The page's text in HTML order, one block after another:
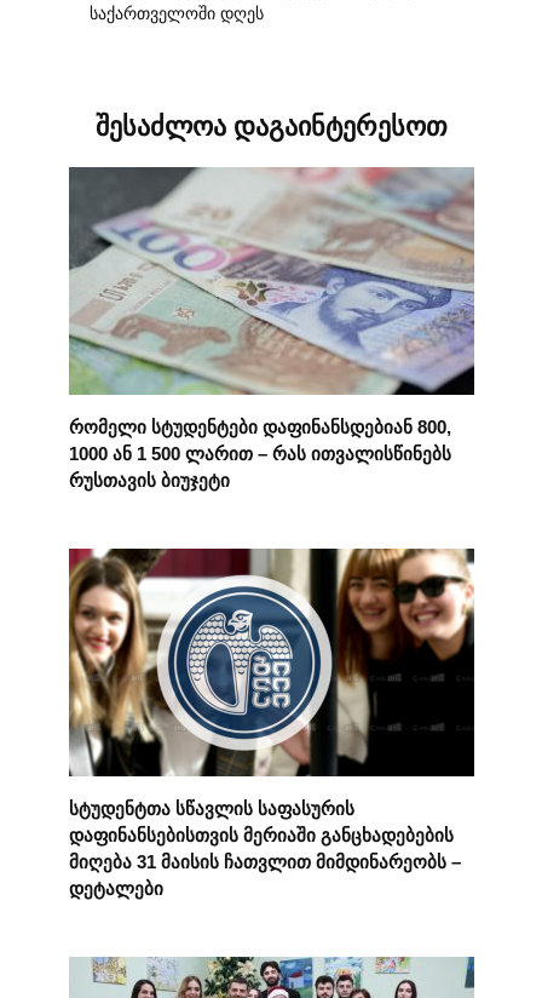
საქართველოში დღეს
შესაძლოა დაგაინტერესოთ
რომელი სტუდენტები დაფინანსდებიან 800,
1000 ან 1 500 ლარით – რას ითვალისწინებს
რუსთავის ბიუჯეტი
სტუდენტთა სწავლის საფასურის
დაფინანსებისთვის მერიაში განცხადებების
მიღება 31 მაისის ჩათვლით მიმდინარეობს –
დეტალები